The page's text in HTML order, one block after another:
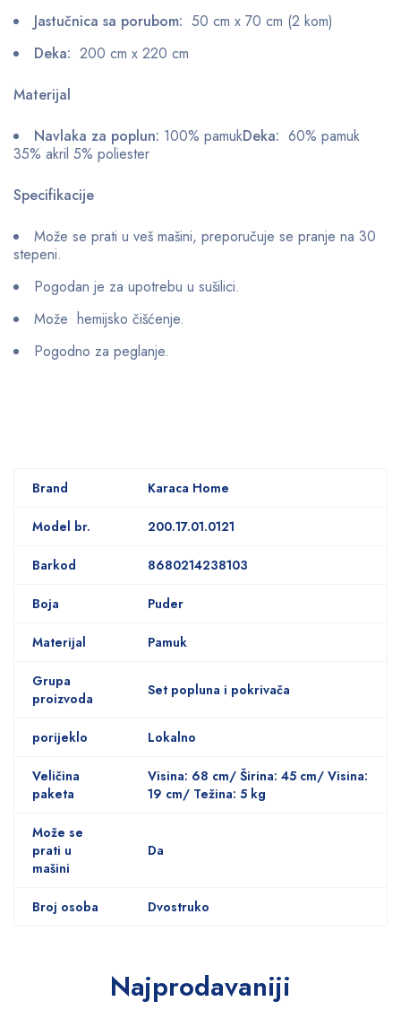
Jastučnica sa porubom: 50 cm x 70 cm (2 kom)
Deka: 200 cm x 220 cm
Materijal
Navlaka za poplun: 100% pamukDeka: 60% pamuk
35% akril 5% poliester
Specifikacije
Može se prati u veš mašini, preporučuje se pranje na 30
stepeni.
Pogodan je za upotrebu u sušilici.
Može hemijsko čišćenje.
Pogodno za peglanje.
Brand Karaca Home
Model br. 200.17.01.0121
Barkod 8680214238103
Boja Puder
Materijal Pamuk
Grupa
proizvoda
Set popluna i pokrivača
porijeklo Lokalno
Veličina
paketa
Visina: 68 cm/ Širina: 45 cm/ Visina:
19 cm/ Težina: 5 kg
Može se
prati u
mašini
Da
Broj osoba Dvostruko
Najprodavaniji